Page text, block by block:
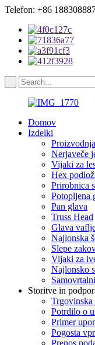
Telefon: +86
Domov
Izdelki
Nerjaveče
Vijaki za
Hex
Prirobnica
Potopljena
Pan glava
Truss Head
Glava
Najlonska
Slepe
Vijaki za
Najlonsko
Storitve in
Trgovinska
Potrdilo o
Primer
Pogosta
Prenos